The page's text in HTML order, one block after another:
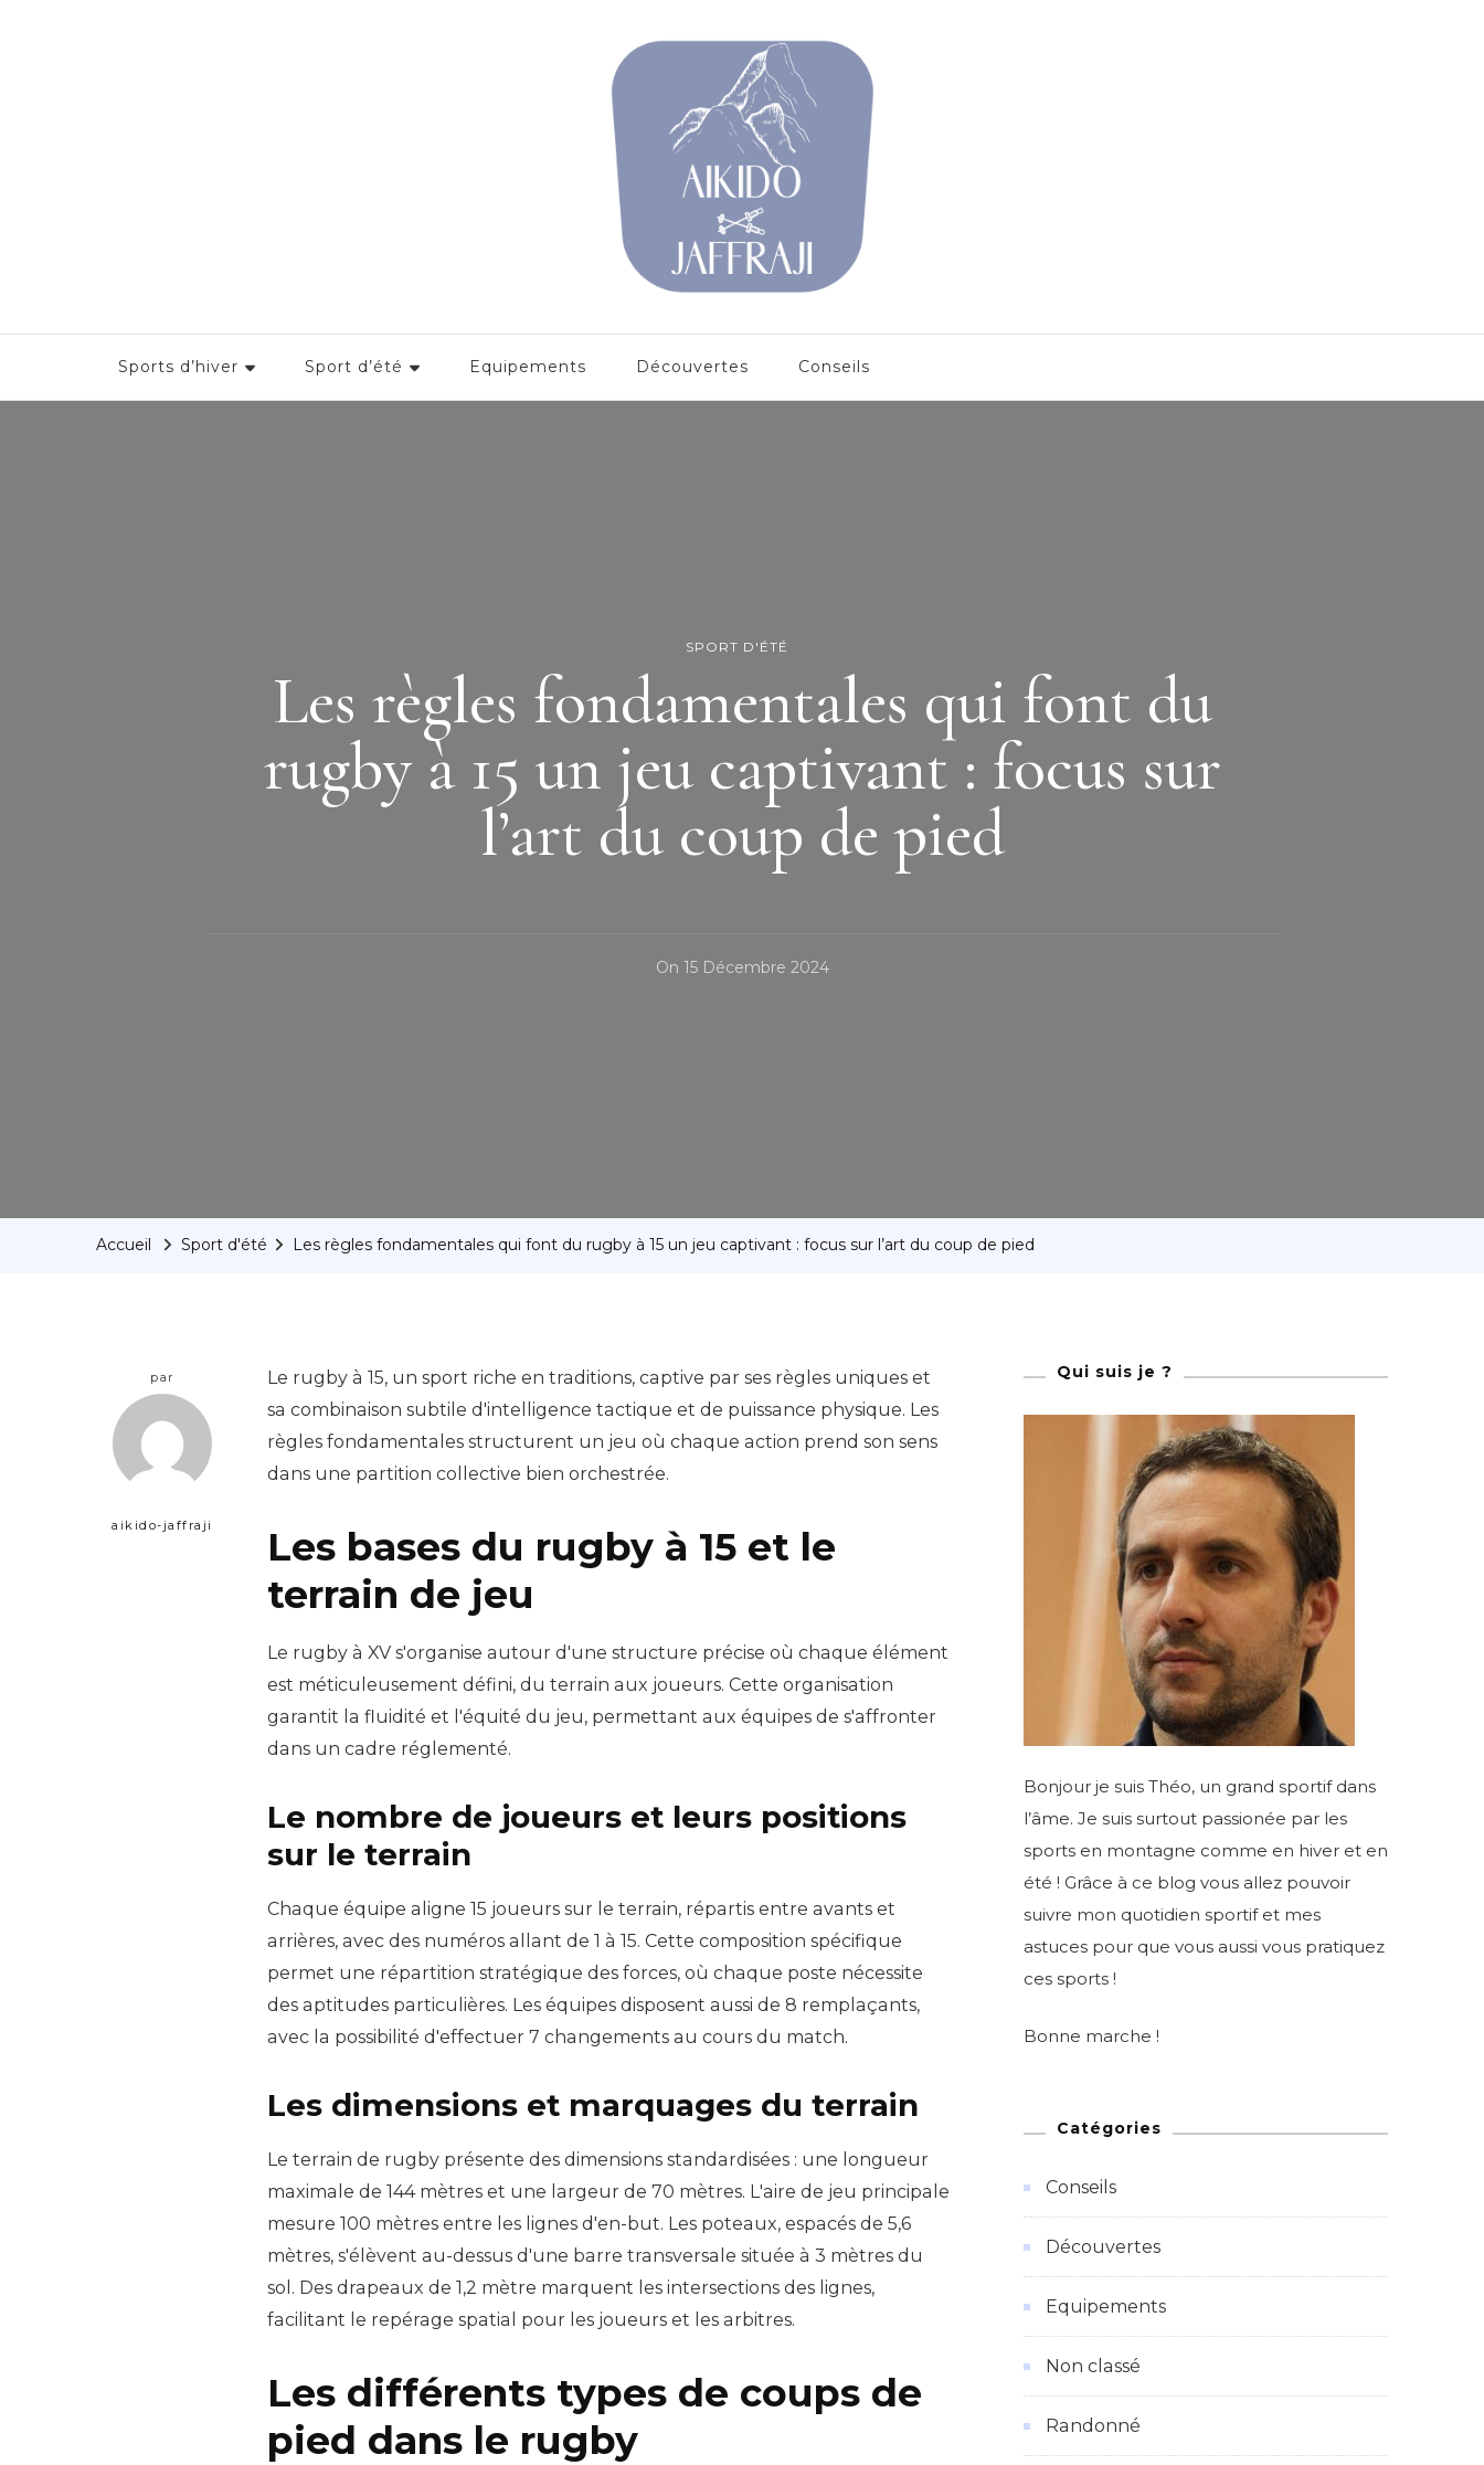
Sports d’hiver Sport d’été Equipements Découvertes Conseils
SPORT D'ÉTÉ
Les règles fondamentales qui font du
rugby à 15 un jeu captivant : focus sur
l’art du coup de pied
On 15 Décembre 2024
Accueil Sport d'été Les règles fondamentales qui font du rugby à 15 un jeu captivant : focus sur l’art du coup de pied
par
aikido-jaffraji
Le rugby à 15, un sport riche en traditions, captive par ses règles uniques et
sa combinaison subtile d'intelligence tactique et de puissance physique. Les
règles fondamentales structurent un jeu où chaque action prend son sens
dans une partition collective bien orchestrée.
Les bases du rugby à 15 et le
terrain de jeu
Le rugby à XV s'organise autour d'une structure précise où chaque élément
est méticuleusement défini, du terrain aux joueurs. Cette organisation
garantit la fluidité et l'équité du jeu, permettant aux équipes de s'affronter
dans un cadre réglementé.
Le nombre de joueurs et leurs positions
sur le terrain
Chaque équipe aligne 15 joueurs sur le terrain, répartis entre avants et
arrières, avec des numéros allant de 1 à 15. Cette composition spécifique
permet une répartition stratégique des forces, où chaque poste nécessite
des aptitudes particulières. Les équipes disposent aussi de 8 remplaçants,
avec la possibilité d'effectuer 7 changements au cours du match.
Les dimensions et marquages du terrain
Le terrain de rugby présente des dimensions standardisées : une longueur
maximale de 144 mètres et une largeur de 70 mètres. L'aire de jeu principale
mesure 100 mètres entre les lignes d'en-but. Les poteaux, espacés de 5,6
mètres, s'élèvent au-dessus d'une barre transversale située à 3 mètres du
sol. Des drapeaux de 1,2 mètre marquent les intersections des lignes,
facilitant le repérage spatial pour les joueurs et les arbitres.
Les différents types de coups de
pied dans le rugby
Qui suis je ?
Bonjour je suis Théo, un grand sportif dans
l’âme. Je suis surtout passionée par les
sports en montagne comme en hiver et en
été ! Grâce à ce blog vous allez pouvoir
suivre mon quotidien sportif et mes
astuces pour que vous aussi vous pratiquez
ces sports !
Bonne marche !
Catégories
Conseils
Découvertes
Equipements
Non classé
Randonné